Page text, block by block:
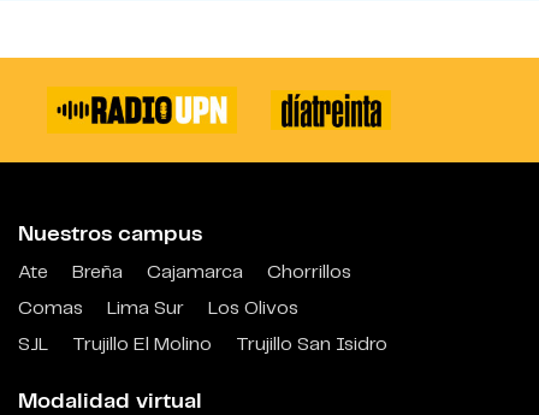
Nuestros campus
Ate Breña Cajamarca
Chorrillos
Comas
Lima Sur
Los Olivos
SJL
Trujillo El Molino Trujillo San Isidro
Modalidad virtual